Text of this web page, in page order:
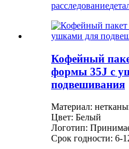
расследование
Кофейный
формы 35J с
подвешивания
Материал:
Цвет: Белый
Логотип:
Срок годности: 6-